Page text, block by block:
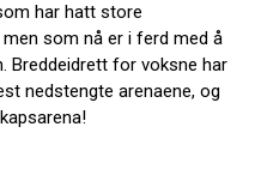
har hatt store
som nå er i ferd med å
Breddeidrett for voksne har
nedstengte arenaene, og